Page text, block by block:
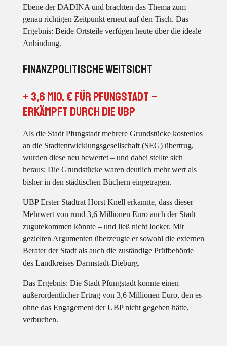
Ebene der DADINA und brachten das Thema zum
genau richtigen Zeitpunkt erneut auf den Tisch. Das
Ergebnis: Beide Ortsteile verfügen heute über die ideale
Anbindung.
Finanzpolitische Weitsicht
+ 3,6 Mio. € für Pfungstadt –
erkämpft durch die UBP
Als die Stadt Pfungstadt mehrere Grundstücke kostenlos
an die Stadtentwicklungsgesellschaft (SEG) übertrug,
wurden diese neu bewertet – und dabei stellte sich
heraus: Die Grundstücke waren deutlich mehr wert als
bisher in den städtischen Büchern eingetragen.
UBP Erster Stadtrat Horst Knell erkannte, dass dieser
Mehrwert von rund 3,6 Millionen Euro auch der Stadt
zugutekommen könnte – und ließ nicht locker. Mit
gezielten Argumenten überzeugte er sowohl die externen
Berater der Stadt als auch die zuständige Prüfbehörde
des Landkreises Darmstadt-Dieburg.
Das Ergebnis: Die Stadt Pfungstadt konnte einen
außerordentlicher Ertrag von 3,6 Millionen Euro, den es
ohne das Engagement der UBP nicht gegeben hätte,
verbuchen.